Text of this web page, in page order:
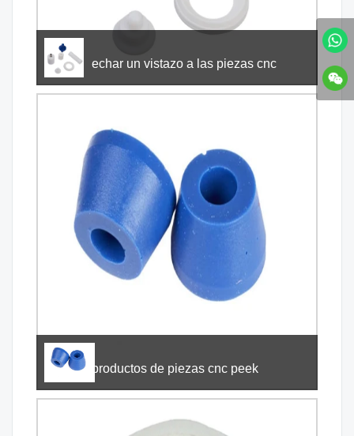
echar un vistazo a las piezas cnc
productos de piezas cnc peek